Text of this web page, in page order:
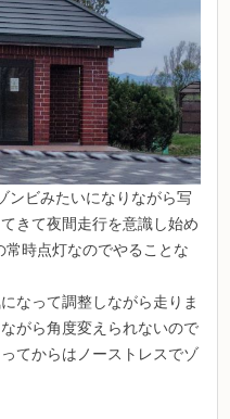
ンビみたいになりながら写
きて夜間走行を意識し始め
常時点灯なのでやることな
なって調整しながら走りま
がら角度変えられないので
てからはノーストレスでゾ